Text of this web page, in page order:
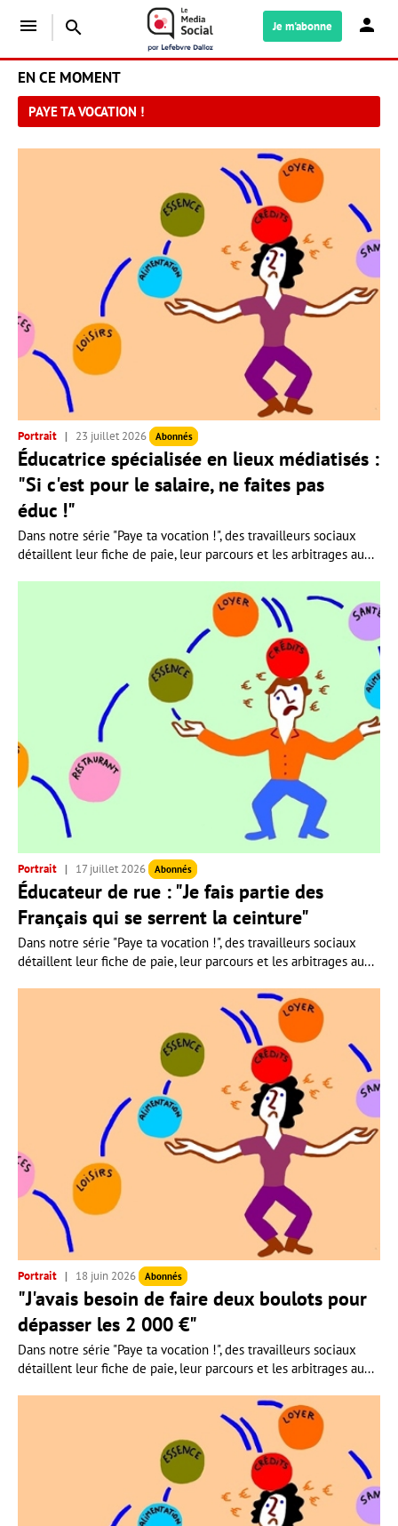
menu search Je m'abonne
EN CE MOMENT
PAYE TA VOCATION !
Portrait 23 juillet 2026 Abonnés
Éducatrice spécialisée en lieux médiatisés :
"Si c'est pour le salaire, ne faites pas
éduc !"
Dans notre série "Paye ta vocation !", des travailleurs sociaux
détaillent leur fiche de paie, leur parcours et les arbitrages au...
Portrait 17 juillet 2026 Abonnés
Éducateur de rue : "Je fais partie des
Français qui se serrent la ceinture"
Dans notre série "Paye ta vocation !", des travailleurs sociaux
détaillent leur fiche de paie, leur parcours et les arbitrages au...
Portrait 18 juin 2026 Abonnés
"J'avais besoin de faire deux boulots pour
dépasser les 2 000 €"
Dans notre série "Paye ta vocation !", des travailleurs sociaux
détaillent leur fiche de paie, leur parcours et les arbitrages au...